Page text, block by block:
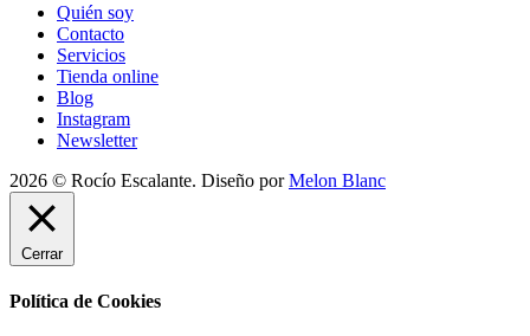
Quién soy
Contacto
Servicios
Tienda online
Blog
Instagram
Newsletter
2026 © Rocío Escalante. Diseño porMelon Blanc
Cerrar
Política de Cookies